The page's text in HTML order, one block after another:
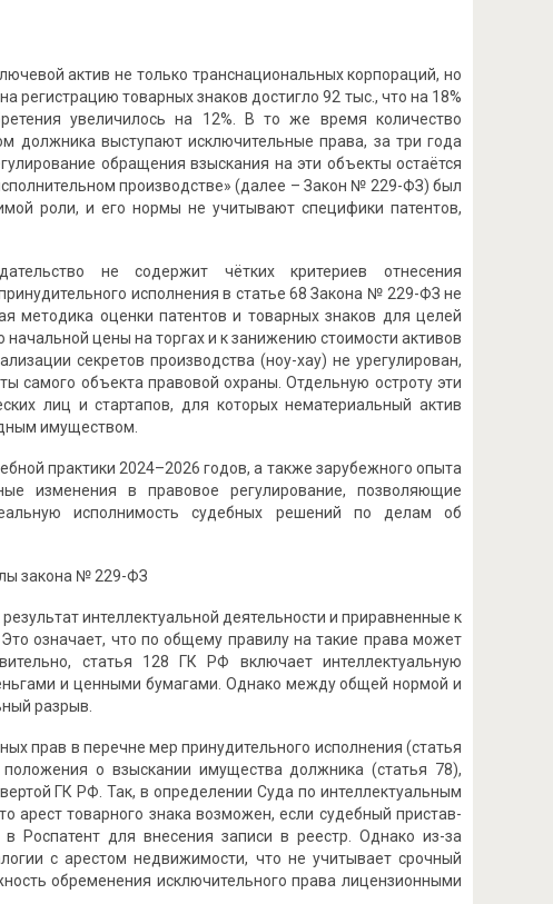
актив не только транснациональных корпораций, но
регистрацию товарных знаков достигло 92 тыс., что на 18%
увеличилось на 12%. В то же время количество
должника выступают исключительные права, за три года
обращения взыскания на эти объекты остаётся
производстве» (далее – Закон № 229-ФЗ) был
роли, и его нормы не учитывают специфики патентов,
не содержит чётких критериев отнесения
исполнения в статье 68 Закона № 229-ФЗ не
методика оценки патентов и товарных знаков для целей
цены на торгах и к занижению стоимости активов
секретов производства (ноу-хау) не урегулирован,
самого объекта правовой охраны. Отдельную остроту эти
лиц и стартапов, для которых нематериальный актив
имуществом.
практики 2024–2026 годов, а также зарубежного опыта
изменения в правовое регулирование, позволяющие
исполнимость судебных решений по делам об
закона № 229-ФЗ
интеллектуальной деятельности и приравненные к
означает, что по общему правилу на такие права может
статья 128 ГК РФ включает интеллектуальную
и ценными бумагами. Однако между общей нормой и
разрыв.
прав в перечне мер принудительного исполнения (статья
о взыскании имущества должника (статья 78),
ГК РФ. Так, в определении Суда по интеллектуальным
товарного знака возможен, если судебный пристав-
Роспатент для внесения записи в реестр. Однако из-за
с арестом недвижимости, что не учитывает срочный
обременения исключительного права лицензионными